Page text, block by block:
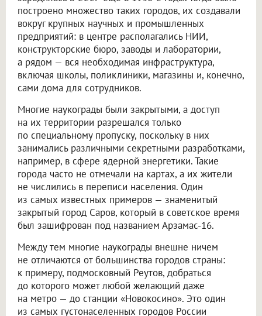
построено множество таких городов, их создавали
вокруг крупных научных и промышленных
предприятий: в центре располагались НИИ,
конструкторские бюро, заводы и лаборатории,
а рядом — вся необходимая инфраструктура,
включая школы, поликлиники, магазины и, конечно,
сами дома для сотрудников.
Многие наукограды были закрытыми, а доступ
на их территории разрешался только
по специальному пропуску, поскольку в них
занимались различными секретными разработками,
например, в сфере ядерной энергетики. Такие
города часто не отмечали на картах, а их жители
не числились в переписи населения. Один
из самых известных примеров — знаменитый
закрытый город Саров, который в советское время
был зашифрован под названием Арзамас-16.
Между тем многие наукограды внешне ничем
не отличаются от большинства городов страны:
к примеру, подмосковный Реутов, добраться
до которого может любой желающий даже
на метро — до станции «Новокосино». Это один
из самых густонаселенных городов России